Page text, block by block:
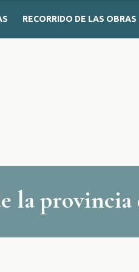
RECORRIDO DE LAS OBRAS
la provincia